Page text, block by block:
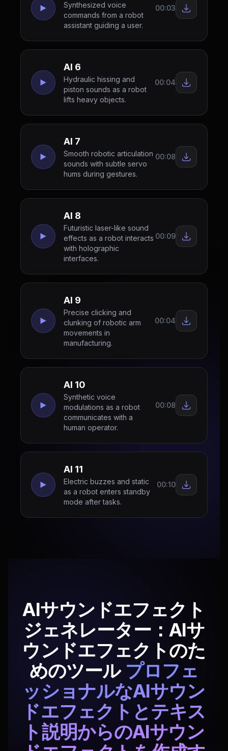
Synthesized voice
commands from a robot
assistant guiding a user.
00:03
AI 6
Hydraulic hissing and
piston sounds as a robot
lifts heavy objects.
00:04
AI 7
Smooth robotic articulation
sounds with subtle servo
hums during gestures.
00:08
AI 8
Futuristic laser-like sound
effects as a robot interacts
with holographic
interfaces.
00:09
AI 9
Precise clicking and
clunking of robotic arm
movements in
manufacturing.
00:04
AI 10
Synthetic voice
modulations as a robot
communicates with a
human operator.
00:08
AI 11
Electric buzzes and static
as a robot enters standby
mode after tasks.
00:10
AIサウンドエフェクト
ジェネレーター：AIサ
ウンドエフェクトのた
めのツール プロフェ
ッショナルなAIサウン
ドエフェクトとテキス
ト説明からのAIサウン